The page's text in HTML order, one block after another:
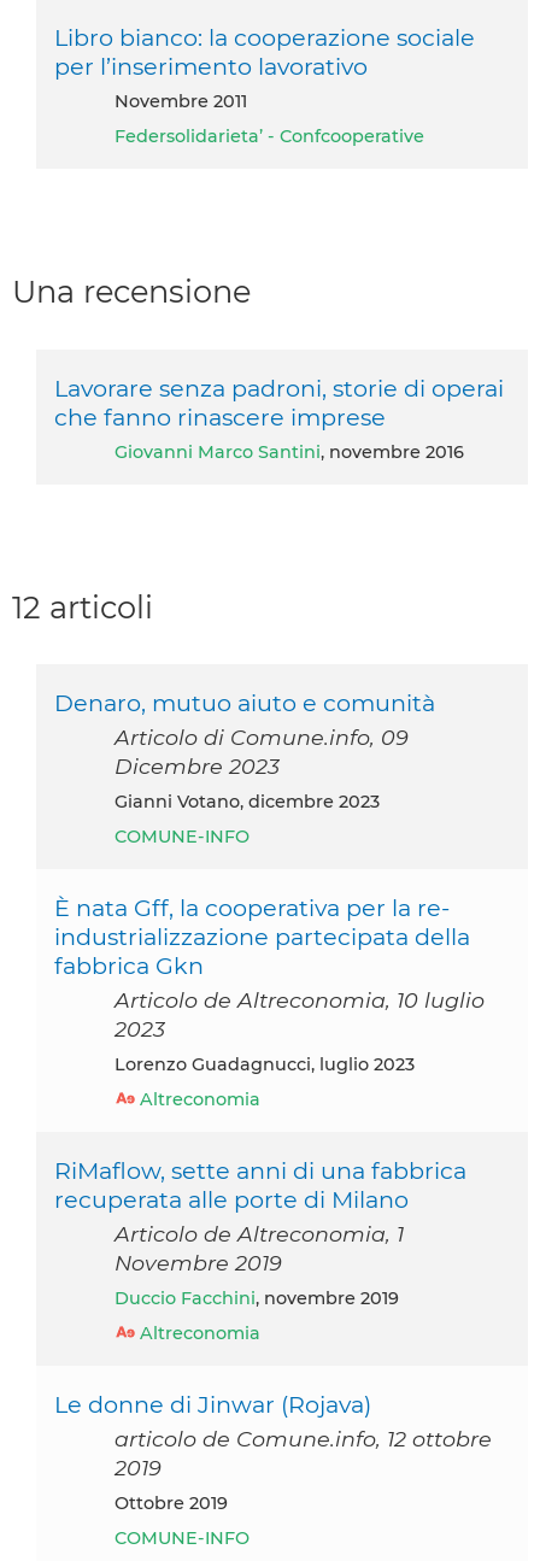
Libro bianco: la cooperazione sociale
per l’inserimento lavorativo
novembre 2011
Federsolidarieta’ - Confcooperative
Una recensione
Lavorare senza padroni, storie di operai
che fanno rinascere imprese
Giovanni Marco Santini, novembre 2016
12 articoli
Denaro, mutuo aiuto e comunità
Articolo di Comune.info, 09
Dicembre 2023
Gianni Votano, dicembre 2023
COMUNE-INFO
È nata Gff, la cooperativa per la re-
industrializzazione partecipata della
fabbrica Gkn
Articolo de Altreconomia, 10 luglio
2023
Lorenzo Guadagnucci, luglio 2023
Altreconomia
RiMaflow, sette anni di una fabbrica
recuperata alle porte di Milano
Articolo de Altreconomia, 1
Novembre 2019
Duccio Facchini, novembre 2019
Altreconomia
Le donne di Jinwar (Rojava)
articolo de Comune.info, 12 ottobre
2019
ottobre 2019
COMUNE-INFO